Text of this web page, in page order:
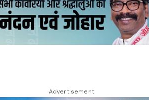
Advertisement